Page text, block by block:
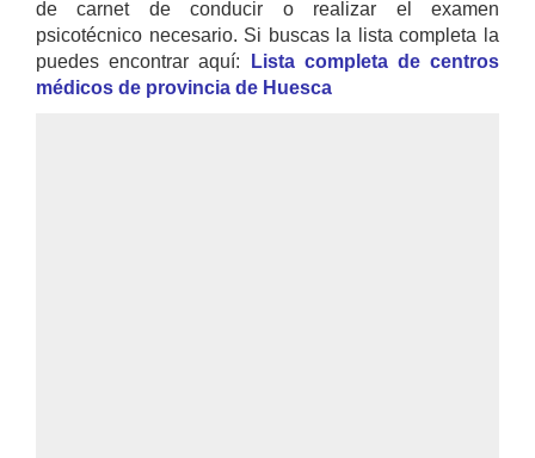
de carnet de conducir o realizar el examen
psicotécnico necesario. Si buscas la lista completa la
puedes encontrar aquí:
Lista completa de centros
médicos de provincia de Huesca